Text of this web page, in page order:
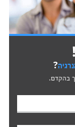
?
בהקדם.